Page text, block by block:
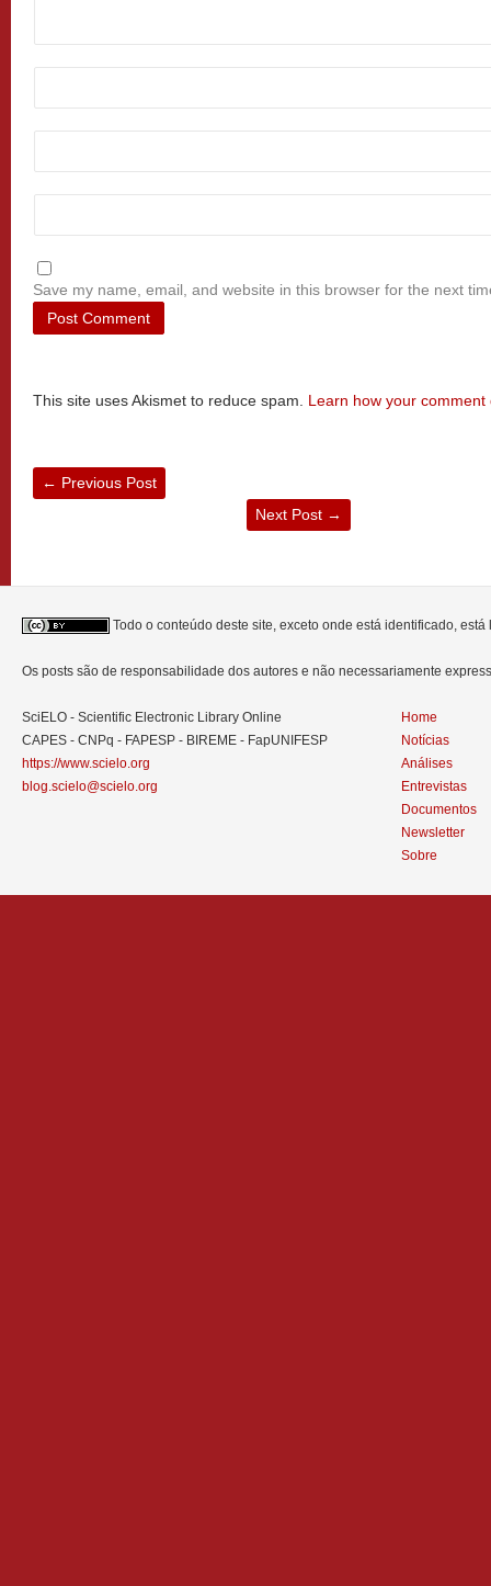
Save my name, email, and website in this browser for the next
This site uses Akismet to reduce spam. Learn how your
← Previous Post
Next Post →
Todo o conteúdo deste site, exceto onde está identificado,
Os posts são de responsabilidade dos autores e não necessariamente
SciELO - Scientific Electronic Library Online
CAPES - CNPq - FAPESP - BIREME - FapUNIFESP
https://www.scielo.org
blog.scielo@scielo.org
Home
Notícias
Análises
Entrevistas
Documentos
Newsletter
Sobre